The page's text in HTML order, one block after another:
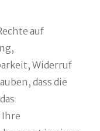
auf
Widerruf
dass die